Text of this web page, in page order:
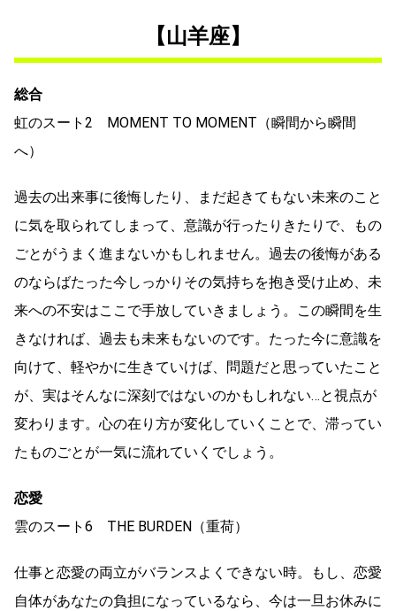
【山羊座】
総合
虹のスート2 MOMENT TO MOMENT（瞬間から瞬間
へ）
過去の出来事に後悔したり、まだ起きてもない未来のこと
に気を取られてしまって、意識が行ったりきたりで、もの
ごとがうまく進まないかもしれません。過去の後悔がある
のならばたった今しっかりその気持ちを抱き受け止め、未
来への不安はここで手放していきましょう。この瞬間を生
きなければ、過去も未来もないのです。たった今に意識を
向けて、軽やかに生きていけば、問題だと思っていたこと
が、実はそんなに深刻ではないのかもしれない…と視点が
変わります。心の在り方が変化していくことで、滞ってい
たものごとが一気に流れていくでしょう。
恋愛
雲のスート6 THE BURDEN（重荷）
仕事と恋愛の両立がバランスよくできない時。もし、恋愛
自体があなたの負担になっているなら、今は一旦お休みに